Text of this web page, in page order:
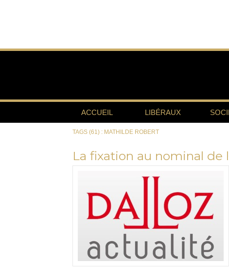
ACCUEIL LIBÉRAUX
TAGS (61) : MATHILDE ROBERT
La fixation au nominal de